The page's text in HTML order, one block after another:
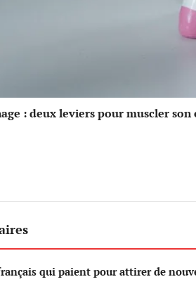
: deux leviers pour muscler son
qui paient pour attirer de